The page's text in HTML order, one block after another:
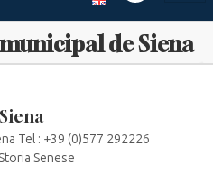
de Siena
Tel : +39 (0)577 292226
Senese